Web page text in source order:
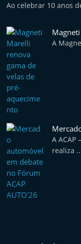
Ao celebrar 10 anos
A
A ACAP
realiza